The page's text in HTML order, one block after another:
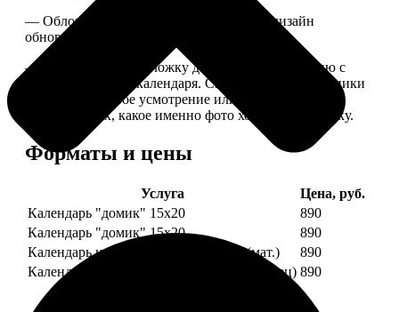
— Обложка для календаря стандартная, дизайн
обновляем каждый год.
— В кружочек на обложку добавляем фотографию с
одной из страниц календаря. Снимок наши сотрудники
выбирают на свое усмотрение или пишите в
комментариях, какое именно фото хотите на обложку.
Форматы и цены
Услуга
Цена, руб.
Календарь "домик" 15х20
890
Календарь "домик" 15х20
890
Календарь настольный А5 210х148 (мат.)
890
Календарь настольный А5 210х148 (глянец) 890